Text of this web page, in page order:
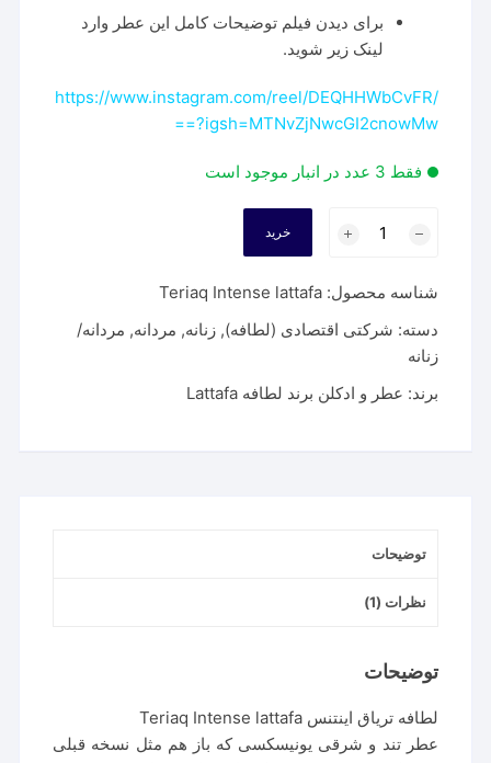
برای دیدن فیلم توضیحات کامل این عطر وارد
لینک زیر شوید.
https://www.instagram.com/reel/DEQHHWbCvFR/
?igsh=MTNvZjNwcGI2cnowMw==
فقط 3 عدد در انبار موجود است
اینتنس
|
Teriaq
lattafa
خرید
شناسه محصول:Teriaq Intense lattafa
دسته: شرکتی اقتصادی (لطافه),زنانه, مردانه, مردانه/
زنانه
برند: عطر و ادکلن برند لطافه Lattafa
توضیحات
نظرات (1)
توضیحات
لطافه تریاق اینتنس Teriaq Intense lattafa
عطر تند و شرقی یونیسکسی که باز هم مثل نسخه قبلی